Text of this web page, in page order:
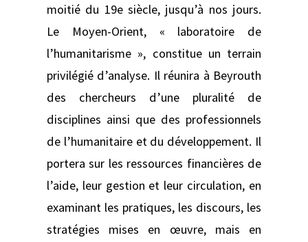
moitié du 19e siècle, jusqu’à nos jours.
Le Moyen-Orient, « laboratoire de
l’humanitarisme », constitue un terrain
privilégié d’analyse. Il réunira à Beyrouth
des chercheurs d’une pluralité de
disciplines ainsi que des professionnels
de l’humanitaire et du développement. Il
portera sur les ressources financières de
l’aide, leur gestion et leur circulation, en
examinant les pratiques, les discours, les
stratégies mises en œuvre, mais en